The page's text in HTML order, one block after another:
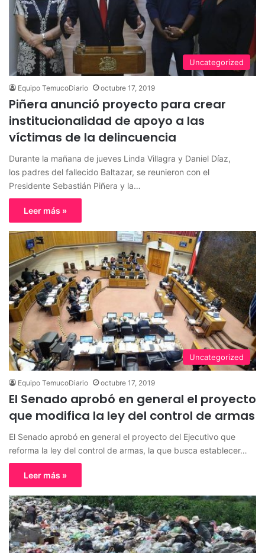
Uncategorized
Equipo TemucoDiario octubre 17, 2019
Piñera anunció proyecto para crear
institucionalidad de apoyo a las
víctimas de la delincuencia
Durante la mañana de jueves Linda Villagra y Daniel Díaz,
los padres del fallecido Baltazar, se reunieron con el
Presidente Sebastián Piñera y la…
Leer más »
Uncategorized
Equipo TemucoDiario octubre 17, 2019
El Senado aprobó en general el proyecto
que modifica la ley del control de armas
El Senado aprobó en general el proyecto del Ejecutivo que
reforma la ley del control de armas, la que busca establecer…
Leer más »